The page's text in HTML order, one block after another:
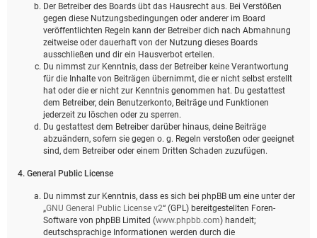
Der Betreiber des Boards übt das Hausrecht aus. Bei Verstößen
gegen diese Nutzungsbedingungen oder anderer im Board
veröffentlichten Regeln kann der Betreiber dich nach Abmahnung
zeitweise oder dauerhaft von der Nutzung dieses Boards
ausschließen und dir ein Hausverbot erteilen.
Du nimmst zur Kenntnis, dass der Betreiber keine Verantwortung
für die Inhalte von Beiträgen übernimmt, die er nicht selbst erstellt
hat oder die er nicht zur Kenntnis genommen hat. Du gestattest
dem Betreiber, dein Benutzerkonto, Beiträge und Funktionen
jederzeit zu löschen oder zu sperren.
Du gestattest dem Betreiber darüber hinaus, deine Beiträge
abzuändern, sofern sie gegen o. g. Regeln verstoßen oder geeignet
sind, dem Betreiber oder einem Dritten Schaden zuzufügen.
4. General Public License
Du nimmst zur Kenntnis, dass es sich bei phpBB um eine unter der
„GNU General Public License v2“ (GPL) bereitgestellten Foren-
Software von phpBB Limited (www.phpbb.com) handelt;
deutschsprachige Informationen werden durch die